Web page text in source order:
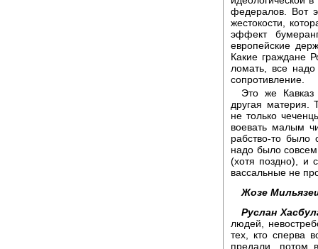
федералов. Вот
жестокости,
эффект
европейские
Какие граждане
ломать, все
сопротивление.
Это же
другая материя.
не только
воевать малым
рабство-то
надо было
(хотя поздно), и
вассальные не
Жозе
Руслан
людей,
тех, кто сперва
предали, потом